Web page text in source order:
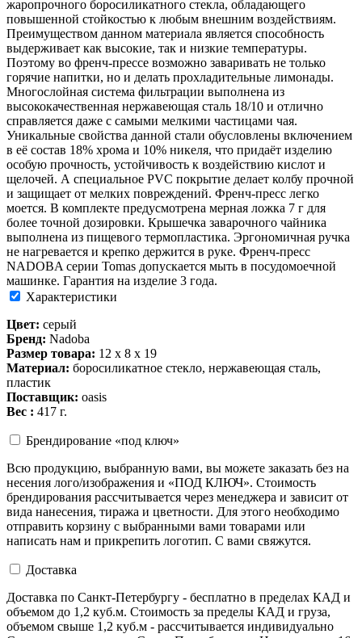
жаропрочного боросиликатного стекла, обладающего
повышенной стойкостью к любым внешним воздействиям.
Преимуществом данном материала является способность
выдерживает как высокие, так и низкие температуры.
Поэтому во френч-прессе возможно заваривать не только
горячие напитки, но и делать прохладительные лимонады.
Многослойная система фильтрации выполнена из
высококачественная нержавеющая сталь 18/10 и отлично
справляется даже с самыми мелкими частицами чая.
Уникальные свойства данной стали обусловлены включением
в её состав 18% хрома и 10% никеля, что придаёт изделию
особую прочность, устойчивость к воздействию кислот и
щелочей. А специальное PVC покрытие делает колбу прочной
и защищает от мелких повреждений. Френч-пресс легко
моется. В комплекте предусмотрена мерная ложка 7 г для
более точной дозировки. Крышечка заварочного чайника
выполнена из пищевого термопластика. Эргономичная ручка
не нагревается и крепко держится в руке. Френч-пресс
NADOBA серии Tomas допускается мыть в посудомоечной
машинке. Гарантия на изделие 3 года.
Характеристики
Цвет: серый
Бренд: Nadoba
Размер товара: 12 х 8 х 19
Материал: боросиликатное стекло, нержавеющая сталь,
пластик
Поставщик: oasis
Вес : 417 г.
Брендирование «под ключ»
Всю продукцию, выбранную вами, вы можете заказать без на
несения лого/изображения и «ПОД КЛЮЧ». Стоимость
брендирования рассчитывается через менеджера и зависит от
вида нанесения, тиража и цветности. Для этого необходимо
отправить корзину с выбранными вами товарами или
написать нам и прикрепить логотип. С вами свяжутся.
Доставка
Доставка по Санкт-Петербургу - бесплатно в пределах КАД и
объемом до 1,2 куб.м. Стоимость за пределы КАД и груза,
объемом свыше 1,2 куб.м - рассчитывается индивидуально